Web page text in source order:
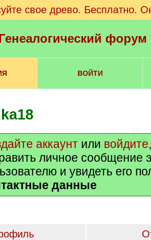
свое древо. Бесплатно.
ВОЙТИ
аккаунт или войдите
личное сообщение
и увидеть его
данные